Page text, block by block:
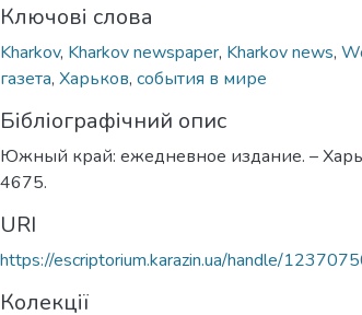
Ключові слова
Kharkov, Kharkov newspaper, Kharkov news,
газета, Харьков, события в мире
Бібліографічний опис
Южный край: ежедневное издание. –
4675.
URI
https://escriptorium.karazin.ua/handle/
Колекції